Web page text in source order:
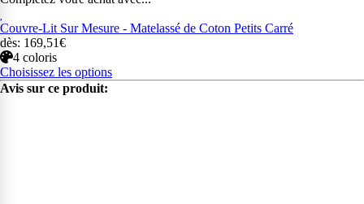
Couvre-Lit Sur Mesure - Matelassé de Coton Petits Carré
dès: 169,51€
4 coloris
Choisissez les options
Avis sur ce produit: